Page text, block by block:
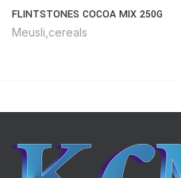
FLINTSTONES COCOA MIX 250G
Meusli,cereals